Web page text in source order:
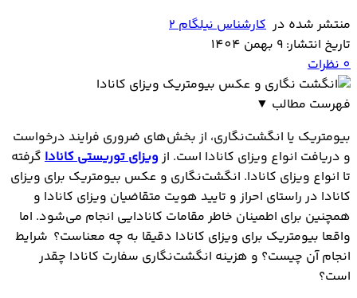
منتشر شده در کارشناس نیلگام 2
تاریخ انتشار: 9 بهمن 1404
0نظرات
فهرست مطالب ▼
بیومتریک چیست و چرا برای دریافت ویزای کانادا لازم
است؟
هدف از انگشت‌نگاری و عکس بیومتریک برای ویزای
کانادا چیست؟
چه کسانی باید انگشت‌نگاری و عکس بیومتریک برای
ویزای کانادا را انجام دهند؟
چه کسانی از انگشت‌نگاری و عکس بیومتریک برای
بیومتریک یا انگشت‌نگاری،‌ از بخش‌های ضروری فرایند درخواست
و دریافت انواع ویزای کانادا است. از ویزای توریستی کانادا گرفته
تا انواع ویزای کانادا. انگشت‌نگاری و عکس بیومتریک برای ویزای
کانادا در راستای احراز و تایید هویت متقاضیان ويزاي کانادا و
همچنین برای اطمینان خاطر مقامات کانادایی انجام می‌شود. اما
واقعا بیومتریک‌ برای ویزای کانادا دقیقا به چه معناست؟ شرایط
انجام آن چیست؟ و هزینه انگشت‌نگاری سفارت کانادا چقدر
است؟